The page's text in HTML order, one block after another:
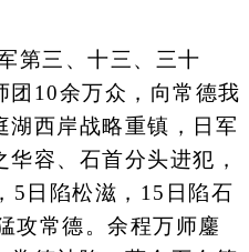
三、十三、三十
团10余万众，向常德我
湖西岸战略重镇，日军
容、石首分头进犯，
5日陷松滋，15日陷石
攻常德。余程万师鏖